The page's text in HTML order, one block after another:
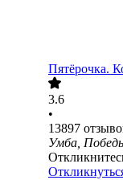
Пятёрочка.
3.6
•
13897
Умба,